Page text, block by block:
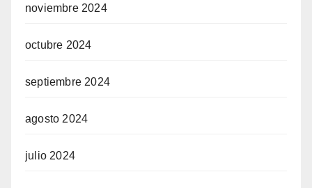
noviembre 2024
octubre 2024
septiembre 2024
agosto 2024
julio 2024